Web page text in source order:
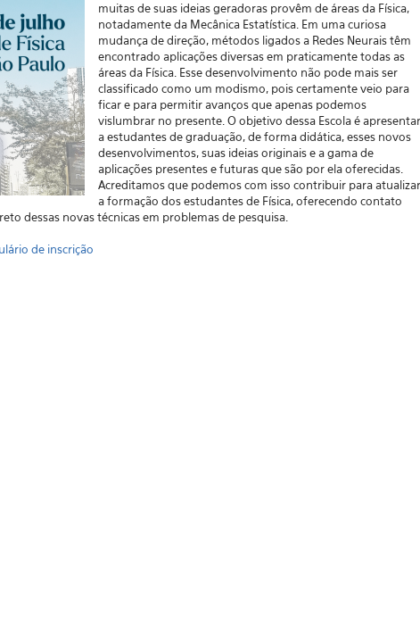
muitas de suas ideias geradoras provêm de áreas da Física,
notadamente da Mecânica Estatística. Em uma curiosa
mudança de direção, métodos ligados a Redes Neurais têm
encontrado aplicações diversas em praticamente todas as
áreas da Física. Esse desenvolvimento não pode mais ser
classificado como um modismo, pois certamente veio para
ficar e para permitir avanços que apenas podemos
vislumbrar no presente. O objetivo dessa Escola é apresentar
a estudantes de graduação, de forma didática, esses novos
desenvolvimentos, suas ideias originais e a gama de
aplicações presentes e futuras que são por ela oferecidas.
Acreditamos que podemos com isso contribuir para atualizar
a formação dos estudantes de Física, oferecendo contato
dessas novas técnicas em problemas de pesquisa.
de inscrição